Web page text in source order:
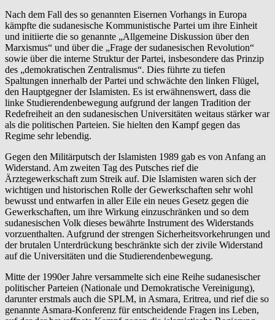
Nach dem Fall des so genannten Eisernen Vorhangs in Europa
kämpfte die sudanesische Kommunistische Partei um ihre Einheit
und initiierte die so genannte „Allgemeine Diskussion über den
Marxismus“ und über die „Frage der sudanesischen Revolution“
sowie über die interne Struktur der Partei, insbesondere das Prinzip
des „demokratischen Zentralismus“. Dies führte zu tiefen
Spaltungen innerhalb der Partei und schwächte den linken Flügel,
den Hauptgegner der Islamisten. Es ist erwähnenswert, dass die
linke Studierendenbewegung aufgrund der langen Tradition der
Redefreiheit an den sudanesischen Universitäten weitaus stärker war
als die politischen Parteien. Sie hielten den Kampf gegen das
Regime sehr lebendig.
Gegen den Militärputsch der Islamisten 1989 gab es von Anfang an
Widerstand. Am zweiten Tag des Putsches rief die
Ärztegewerkschaft zum Streik auf. Die Islamisten waren sich der
wichtigen und historischen Rolle der Gewerkschaften sehr wohl
bewusst und entwarfen in aller Eile ein neues Gesetz gegen die
Gewerkschaften, um ihre Wirkung einzuschränken und so dem
sudanesischen Volk dieses bewährte Instrument des Widerstands
vorzuenthalten. Aufgrund der strengen Sicherheitsvorkehrungen und
der brutalen Unterdrückung beschränkte sich der zivile Widerstand
auf die Universitäten und die Studierendenbewegung.
Mitte der 1990er Jahre versammelte sich eine Reihe sudanesischer
politischer Parteien (Nationale und Demokratische Vereinigung),
darunter erstmals auch die SPLM, in Asmara, Eritrea, und rief die so
genannte Asmara-Konferenz für entscheidende Fragen ins Leben,